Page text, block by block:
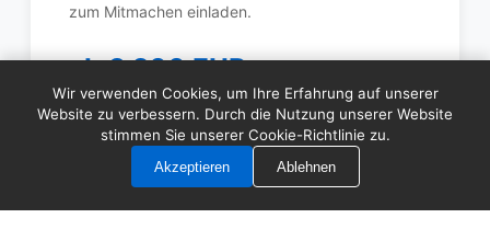
Wir verwenden Cookies, um Ihre Erfahrung auf unserer
Website zu verbessern. Durch die Nutzung unserer Website
stimmen Sie unserer Cookie-Richtlinie zu.
Akzeptieren Ablehnen
zum Mitmachen einladen.
ab 3.200 EUR
Details ansehen